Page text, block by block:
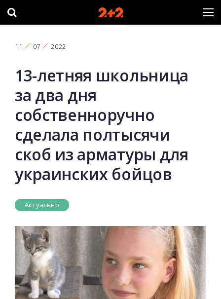
11 07 2022
13-летняя школьница
за два дня
собственноручно
сделала полтысячи
скоб из арматуры для
украинских бойцов
Актуально